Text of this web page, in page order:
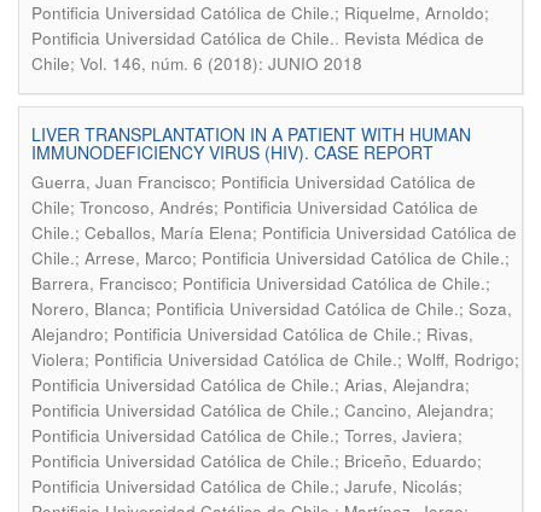
Pontificia Universidad Católica de Chile.; Riquelme, Arnoldo;
Pontificia Universidad Católica de Chile.. Revista Médica de
Chile; Vol. 146, núm. 6 (2018): JUNIO 2018
LIVER TRANSPLANTATION IN A PATIENT WITH HUMAN
IMMUNODEFICIENCY VIRUS (HIV). CASE REPORT
Guerra, Juan Francisco; Pontificia Universidad Católica de
Chile; Troncoso, Andrés; Pontificia Universidad Católica de
Chile.; Ceballos, María Elena; Pontificia Universidad Católica de
Chile.; Arrese, Marco; Pontificia Universidad Católica de Chile.;
Barrera, Francisco; Pontificia Universidad Católica de Chile.;
Norero, Blanca; Pontificia Universidad Católica de Chile.; Soza,
Alejandro; Pontificia Universidad Católica de Chile.; Rivas,
Violera; Pontificia Universidad Católica de Chile.; Wolff, Rodrigo;
Pontificia Universidad Católica de Chile.; Arias, Alejandra;
Pontificia Universidad Católica de Chile.; Cancino, Alejandra;
Pontificia Universidad Católica de Chile.; Torres, Javiera;
Pontificia Universidad Católica de Chile.; Briceño, Eduardo;
Pontificia Universidad Católica de Chile.; Jarufe, Nicolás;